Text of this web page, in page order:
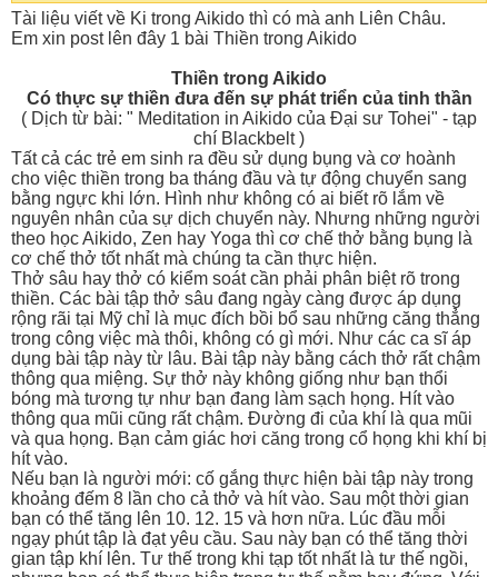
Tài liệu viết về Ki trong Aikido thì có mà anh Liên Châu.
Em xin post lên đây 1 bài Thiền trong Aikido
Thiền trong Aikido
Có thực sự thiền đưa đến sự phát triển của tinh thần
( Dịch từ bài: " Meditation in Aikido của Đại sư Tohei" - tạp
chí Blackbelt )
Tất cả các trẻ em sinh ra đều sử dụng bụng và cơ hoành
cho việc thiền trong ba tháng đầu và tự động chuyển sang
bằng ngực khi lớn. Hình như không có ai biết rõ lắm về
nguyên nhân của sự dịch chuyển này. Nhưng những người
theo học Aikido, Zen hay Yoga thì cơ chế thở bằng bụng là
cơ chế thở tốt nhất mà chúng ta cần thực hiện.
Thở sâu hay thở có kiểm soát cần phải phân biệt rõ trong
thiền. Các bài tập thở sâu đang ngày càng được áp dụng
rộng rãi tại Mỹ chỉ là mục đích bồi bổ sau những căng thẳng
trong công việc mà thôi, không có gì mới. Như các ca sĩ áp
dụng bài tập này từ lâu. Bài tập này bằng cách thở rất chậm
thông qua miệng. Sự thở này không giống như bạn thổi
bóng mà tương tự như bạn đang làm sạch họng. Hít vào
thông qua mũi cũng rất chậm. Đường đi của khí là qua mũi
và qua họng. Bạn cảm giác hơi căng trong cổ họng khi khí bị
hít vào.
Nếu bạn là người mới: cố gắng thực hiện bài tập này trong
khoảng đếm 8 lần cho cả thở và hít vào. Sau một thời gian
bạn có thể tăng lên 10. 12. 15 và hơn nữa. Lúc đầu mỗi
ngạy phút tập là đạt yêu cầu. Sau này bạn có thể tăng thời
gian tập khí lên. Tư thế trong khi tạp tốt nhất là tư thế ngồi,